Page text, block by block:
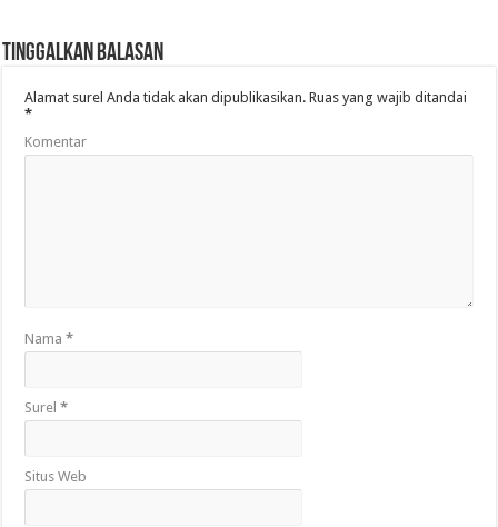
Tinggalkan Balasan
Alamat surel Anda tidak akan dipublikasikan. Ruas yang wajib ditandai
*
Komentar
Nama*
Surel*
Situs Web